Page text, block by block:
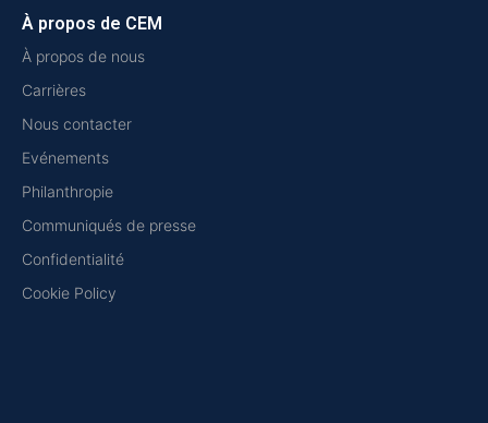
À propos de CEM
À propos de nous
Carrières
Nous contacter
Evénements
Philanthropie
Communiqués de presse
Confidentialité
Cookie Policy